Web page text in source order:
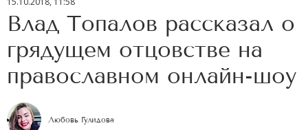
Влад Топалов рассказал о
грядущем отцовстве на
православном онлайн-шоу
Любовь Гулидова